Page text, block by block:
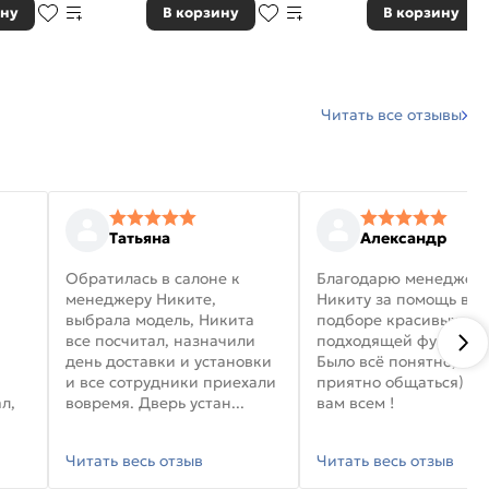
В корзину В корзину
Читать все отзывы
Татьяна
Обратилась в салоне к
менеджеру Никите,
выбрала модель, Никита
все посчитал, назначили
день доставки и установки
и все сотрудники приехали
вовремя. Дверь устан...
Читать весь отзыв
Александр
Благодарю
Никиту за помощь в
подборе красивых
подходящей
Было всё понятно, и
приятно общаться)
вам всем !
Читать весь отзыв